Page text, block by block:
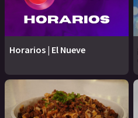
Horarios | El Nueve